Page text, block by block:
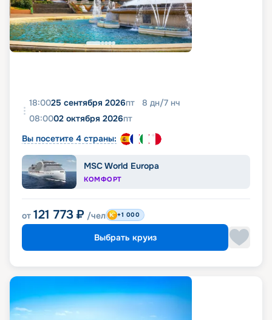
18:0025 сентября 2026пт 8 дн/7 нч
08:0002 октября 2026пт
Вы посетите 4 страны:
MSC World Europa
КОМФОРТ
от 121 773 ₽ /чел +1 000
Выбрать круиз